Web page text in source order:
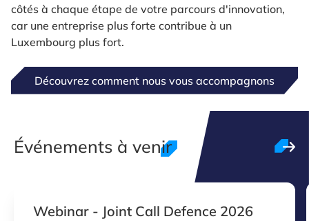
côtés à chaque étape de votre parcours d'innovation,
car une entreprise plus forte contribue à un
Luxembourg plus fort.
Découvrez comment nous vous accompagnons
Événements à venir
Webinar - Joint Call Defence 2026